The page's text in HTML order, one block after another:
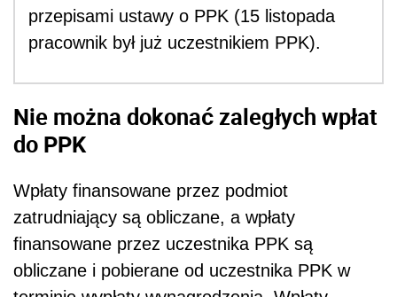
przepisami ustawy o PPK (15 listopada
pracownik był już uczestnikiem PPK).
Nie można dokonać zaległych wpłat
do PPK
Wpłaty finansowane przez podmiot
zatrudniający są obliczane, a wpłaty
finansowane przez uczestnika PPK są
obliczane i pobierane od uczestnika PPK w